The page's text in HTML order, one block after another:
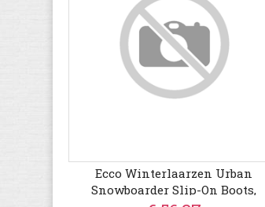
Ecco Winterlaarzen Urban
Snowboarder Slip-On Boots,